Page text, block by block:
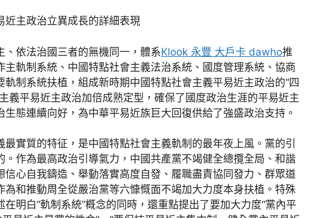
主政治立異成長的詳細表現
依法治國三者的無機同一，體系Klook 永豐 大戶卡 dawho推
軌制系統、中國特點社會主義法治系統、國度管理系統、協商
制系統扶植，組成新時期中國特點社會主義平易近主政治的“四
義平易近主政治加倍成熟定型，確保了國度政治生涯的平易近主
態連續向好，為中華平易近族巨大回復供給了強盛政治支持。
質的特征，是中國特點社會主義軌制的最年夜上風。黨的引
。作為最高政治引導氣力，中國共產黨不竭健全總攬全局、和諧
心自我鑄造、舉動落實高度自發、履職盡責協同發力、群眾道
和推動周全從嚴治黨等六慷慨面不竭加大力度本身扶植。特殊
明白“軌制系統”概念的同時，還重點提出了要加大力度“黨內平